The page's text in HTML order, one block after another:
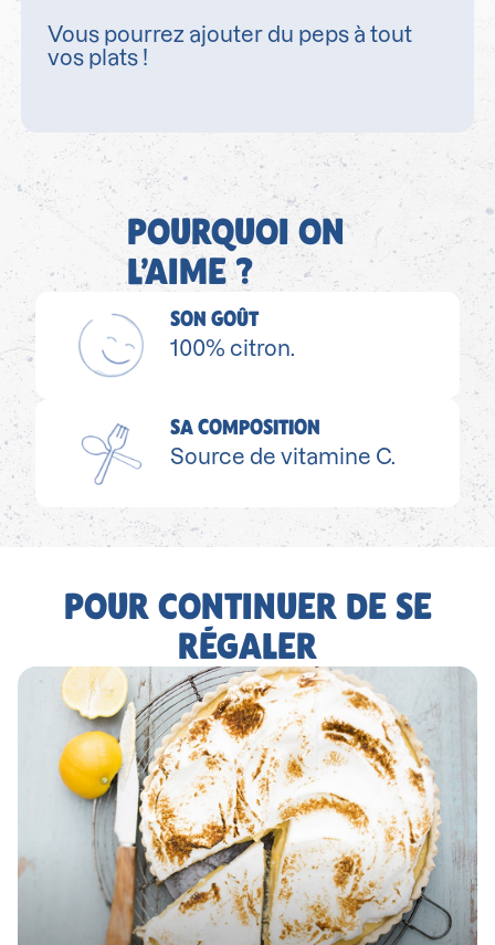
Vous pourrez ajouter du peps à tout
vos plats !
POURQUOI ON
L’AIME ?
SON GOÛT
100% citron.
SA COMPOSITION
Source de vitamine C.
POUR CONTINUER DE SE
RÉGALER